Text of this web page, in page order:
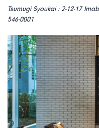
Tsumugi Syoukai : 2-12-17
546-0001